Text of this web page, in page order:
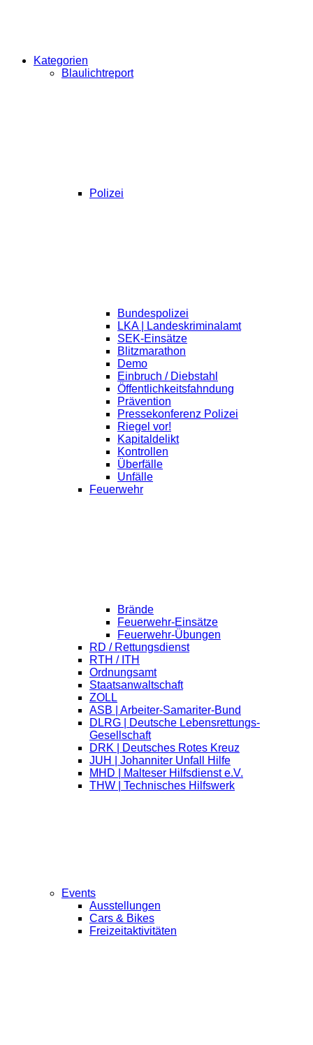
Kategorien
Blaulichtreport
Polizei
Bundespolizei
LKA | Landeskriminalamt
SEK-Einsätze
Blitzmarathon
Demo
Einbruch / Diebstahl
Öffentlichkeitsfahndung
Prävention
Pressekonferenz Polizei
Riegel vor!
Kapitaldelikt
Kontrollen
Überfälle
Unfälle
Feuerwehr
Brände
Feuerwehr-Einsätze
Feuerwehr-Übungen
RD / Rettungsdienst
RTH / ITH
Ordnungsamt
Staatsanwaltschaft
ZOLL
ASB | Arbeiter-Samariter-Bund
DLRG | Deutsche Lebensrettungs-
Gesellschaft
DRK | Deutsches Rotes Kreuz
JUH | Johanniter Unfall Hilfe
MHD | Malteser Hilfsdienst e.V.
THW | Technisches Hilfswerk
Events
Ausstellungen
Cars & Bikes
Freizeitaktivitäten